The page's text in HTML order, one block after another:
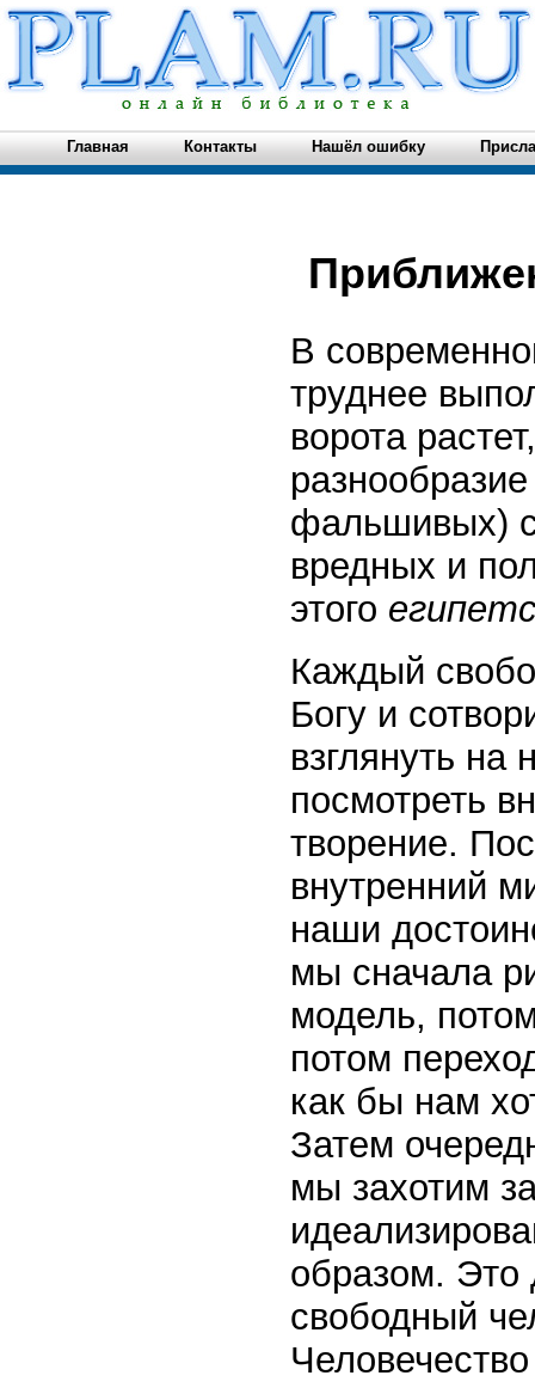
Главная Контакты Нашёл ошибку
В
труднее
ворота
фальши­вых)
вредных и
этого
Каждый
Богу и
взглянуть на
посмотреть
творение.
внутренний
наши
мы сначала
модель,
потом
как бы нам
Затем
мы захотим
образом. Это
свободный